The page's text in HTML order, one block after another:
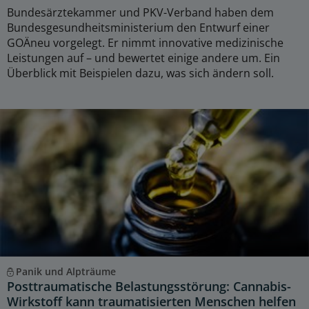
Bundesärztekammer und PKV-Verband haben dem
Bundesgesundheitsministerium den Entwurf einer
GOÄneu vorgelegt. Er nimmt innovative medizinische
Leistungen auf – und bewertet einige andere um. Ein
Überblick mit Beispielen dazu, was sich ändern soll.
Panik und Alpträume
Posttraumatische Belastungsstörung: Cannabis-
Wirkstoff kann traumatisierten Menschen helfen